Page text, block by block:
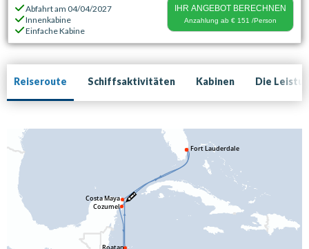
Abfahrt am04/04/2027
Innenkabine
Einfache Kabine
IHR ANGEBOT BERECHNEN
Anzahlung ab € 151 /Person
Reiseroute Schiffsaktivitäten Kabinen Die